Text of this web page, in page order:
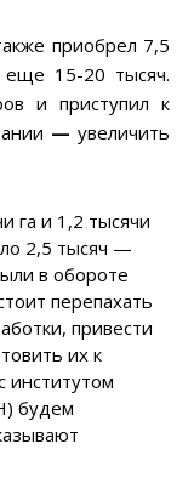
приобрел 7,5
еще 15-20 тысяч.
и приступил к
— увеличить
га и 1,2 тысячи
2,5 тысяч —
в обороте
перепахать
привести
их к
институтом
будем